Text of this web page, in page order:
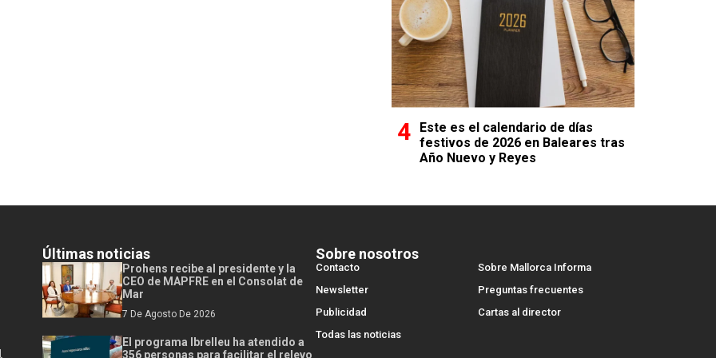
Este es el calendario de días
festivos de 2026 en Baleares tras
Año Nuevo y Reyes
Últimas noticias
Prohens recibe al presidente y la
CEO de MAPFRE en el Consolat de
Mar
7 De Agosto De 2026
El programa Ibrelleu ha atendido a
356 personas para facilitar el relevo
Sobre nosotros
Contacto
Sobre Mallorca Informa
Newsletter
Preguntas frecuentes
Publicidad
Cartas al director
Todas las noticias